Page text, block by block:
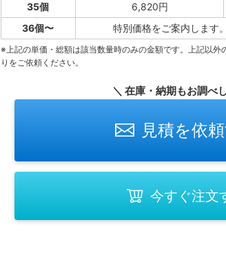
35個
6,820円
36個〜
特別価格をご案内します。
※上記の単価・総額は該当数量時のみの金額です。上記以外
りをご依頼ください。
＼ 在庫・納期もお調べ
見積を依
今すぐ注文